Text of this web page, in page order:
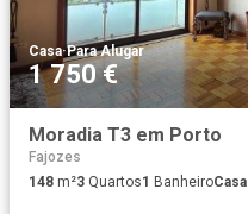
Casa·Para Alugar
1 750 €
Moradia T3 em Porto
Fajozes
148 m²3 Quartos1 BanheiroCasa